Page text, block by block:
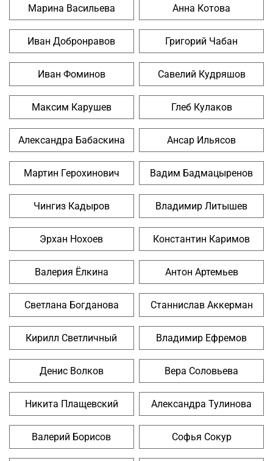
Марина Васильева Анна Котова
Иван Добронравов Григорий Чабан
Иван Фоминов Савелий Кудряшов
Максим Карушев Глеб Кулаков
Александра Бабаскина Ансар Ильясов
Мартин Герохинович Вадим Бадмацыренов
Чингиз Кадыров Владимир Литышев
Эрхан Нохоев Константин Каримов
Валерия Ёлкина Антон Артемьев
Светлана Богданова Станнислав Аккерман
Кирилл Светличный Владимир Ефремов
Денис Волков Вера Соловьева
Никита Плащевский Александра Тулинова
Валерий Борисов Софья Сокур